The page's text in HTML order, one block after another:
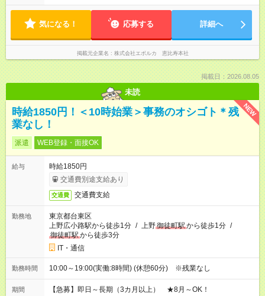
気になる！ 応募する 詳細へ
掲載元企業名 株式会社エボルカ 恵比寿本社
掲載日：2026.08.05
未読
NEW
時給1850円！＜10時始業＞事務のオシゴト＊残
業なし！
派遣 WEB登録・面接OK
給与
時給1850円
交通費別途支給あり
交通費 交通費支給
勤務地
東京都台東区
上野広小路駅から徒歩1分 / 上野御徒町駅から徒歩1分 /
御徒町駅から徒歩3分
IT・通信
勤務時間 10:00～19:00(実働:8時間) (休憩60分) ※残業なし
期間 【急募】即日～長期（3カ月以上） ★8月～OK！